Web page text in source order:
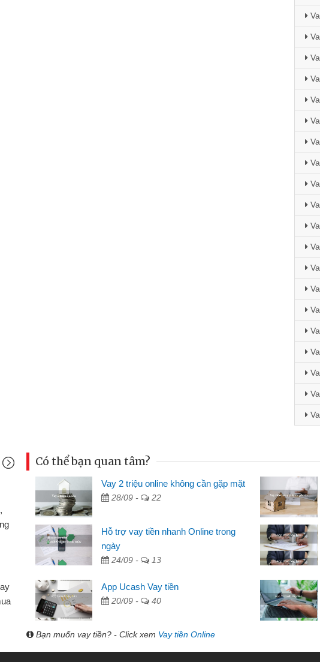
chiếc xe wave
CMND online
giới thiệu cho bạn
lúc cần vốn nhập
giới thiệu tôi đã giải
chóng
Mai Lan - Sinh viên
Tôi biết đến thông qua quảng
sinh viên nên cần đóng tiền nhà,
thấy thủ tục nhanh gọn nên tôi
Mất 2 tuần các ngân hàng
cần có 2 triệu để giải quyết việc
được thôi. Cảm ơn đã giúp tôi kịp
Có thể bạn quan tâm?
Vay 2 triệu online không cần gặp mặt
28/09 - 22
Hỗ trợ vay tiền nhanh Online trong
ngày
24/09 - 13
App Ucash Vay tiền
20/09 - 40
Bạn muốn vay tiền? - Click xem Vay tiền Online